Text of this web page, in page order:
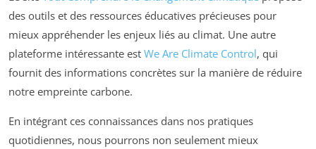
des outils et des ressources éducatives précieuses pour
mieux appréhender les enjeux liés au climat. Une autre
plateforme intéressante est We Are Climate Control, qui
fournit des informations concrètes sur la manière de réduire
notre empreinte carbone.
En intégrant ces connaissances dans nos pratiques
quotidiennes, nous pourrons non seulement mieux